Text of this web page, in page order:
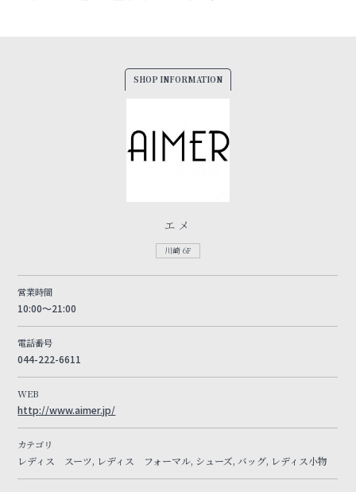
SHOP INFORMATION
エメ
川崎 6F
営業時間
10:00～21:00
電話番号
044-222-6611
WEB
http://www.aimer.jp/
カテゴリ
レディス スーツ, レディス フォーマル, シューズ, バッグ, レディス小物